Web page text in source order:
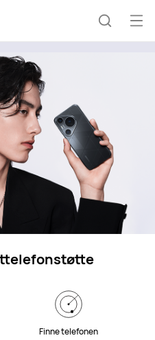
Søk
Finne telefonen